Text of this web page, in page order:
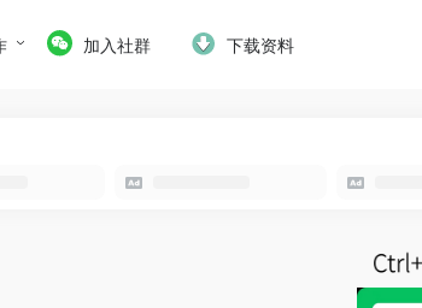
加入社群 下载资料